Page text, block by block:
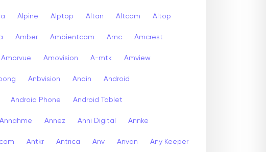
Alpine Alptop Altan Altcam Altop
Amber Ambientcam Amc Amcrest
Amorvue Amovision A-mtk Amview
Anbvision Andin Android
Android Phone Android Tablet
Annahme Annez Anni Digital Annke
Antkr Antrica Anv Anvan Any Keeper